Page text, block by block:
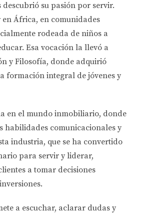
adecuada implica prestar
críticos. Aquí te dejamos
más importantes a
Estructurales:Revisa las paredes,
en busca de grietas o daños.
funcionen correctamente.
de que no haya fugas en
Comprueba el estado de los
incluidos en el alquiler.
Calefacción y Aire Acondicionado:
adecuado.
de que todas las
descubrió su pasión por servir.
en África, en comunidades
rodeada de niños a
Esa vocación la llevó a
y Filosofía, donde adquirió
formación integral de jóvenes y
en el mundo inmobiliario, donde
habilidades comunicacionales y
industria, que se ha convertido
para servir y liderar,
a tomar decisiones
a escuchar, aclarar dudas y